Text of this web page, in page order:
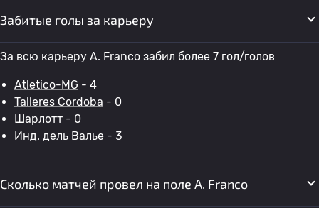
Забитые голы за карьеру
За всю карьеру A. Franco забил более 7 гол/голов
Atletico-MG - 4
Talleres Cordoba - 0
Шарлотт - 0
Инд. дель Валье - 3
Сколько матчей провел на поле A. Franco